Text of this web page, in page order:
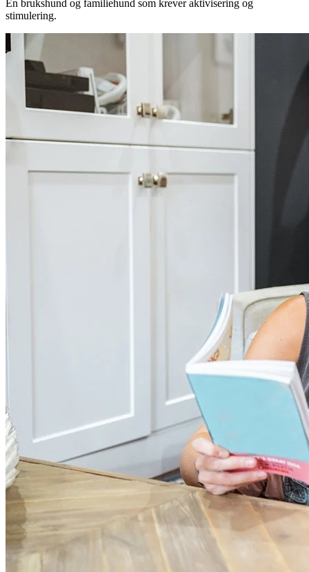
En brukshund og familiehund som krever aktivisering og
stimulering.